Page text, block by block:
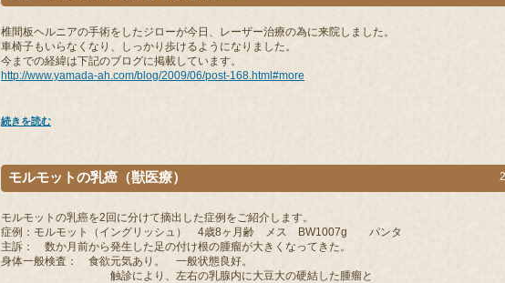
椎間板ヘルニアの手術をしたジローが今日、レーザー治療の為に来院しました。
車椅子もいらなくなり、しっかり歩けるようになりました。
今までの経緯は下記のブログに掲載しています。
http://www.yamada-ah.com/blog/2009/06/post-168.html#more
続きを読む
モルモットの乳癌（獣医療）
モルモットの乳癌を2回に分けて摘出した症例をご紹介します。
症例：モルモット（イングリッシュ） 4歳8ヶ月齢 メス BW1007g パンタ
主訴： 数か月前から発生した足の付け根の腫瘤が大きくなってきた。
身体一般検査： 食欲元気あり。 一般状態良好。
触診により、左右の乳腺内に大豆大の硬結した腫瘤と